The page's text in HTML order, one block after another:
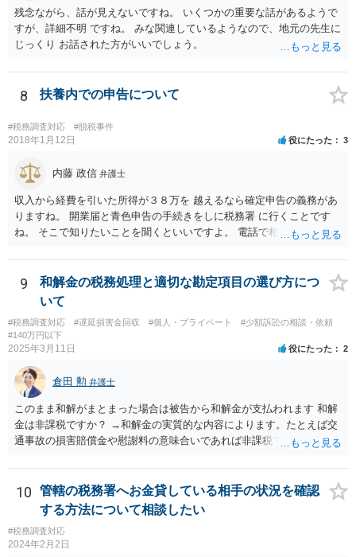
残念ながら、話が見えないですね。 いくつかの重要な話があるようで
すが、詳細不明 ですね。 みな関連しているようなので、地元の先生に
じっくり お話された方がいいでしょう。
8 扶養内での申告について
#税務調査対応 #脱税事件
2018年1月12日 役にたった 3
内藤 政信 弁護士
収入から経費を引いた所得が３８万を 越えるなら確定申告の義務があ
りますね。 開業届と青色申告の手続きをしに税務署 に行くことです
ね。 そこで知りたいことを聞くといいですよ。 電話で相談にいくこと
9
和解金の税務処理と適切な勘定項目の選び方につ
いて
#税務調査対応 #遅延損害金回収 #個人・プライベート
#少額訴訟の相談・依頼
#140万円以下
2025年3月11日 役にたった 2
倉田 勲 弁護士
このまま和解がまとまった場合は被告から和解金が支払われます 和解
金は非課税ですか？ →和解金の実質的な内容によります。たとえば交
通事故の損害賠償金や慰謝料の意味合いであれば非課税ですが、残業
会計の話であり、弁護士では専門外になります。 税務会計の専門家は
税理士又は会計士になりますので、正確なところは税理士などにご相
談ください。
10
管轄の税務署へお金貸している相手の状況を確認
する方法について相談したい
#税務調査対応
2024年2月2日